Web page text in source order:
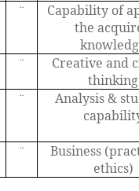
Capability of
the
¨
Creative and
thinking
¨
Analysis &
¨
Business
ethics)
¨